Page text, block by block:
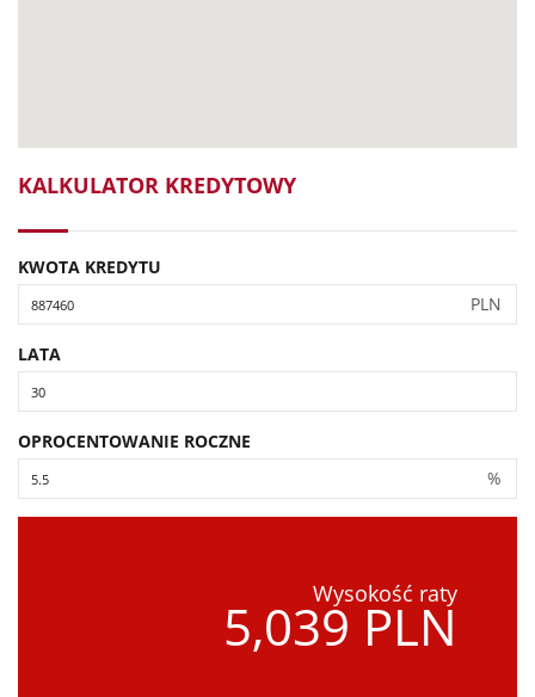
KALKULATOR KREDYTOWY
KWOTA KREDYTU
PLN
LATA
OPROCENTOWANIE ROCZNE
%
Wysokość raty
5,039 PLN